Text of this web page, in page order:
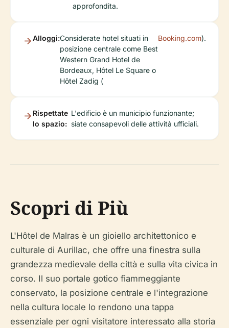
approfondita.
Alloggi:Considerate hotel situati in
posizione centrale come Best
Western Grand Hotel de
Bordeaux, Hôtel Le Square o
Hôtel Zadig (
Booking.com).
Rispettate
lo spazio:
L'edificio è un municipio funzionante;
siate consapevoli delle attività ufficiali.
Scopri di Più
L'Hôtel de Malras è un gioiello architettonico e
culturale di Aurillac, che offre una finestra sulla
grandezza medievale della città e sulla vita civica in
corso. Il suo portale gotico fiammeggiante
conservato, la posizione centrale e l'integrazione
nella cultura locale lo rendono una tappa
essenziale per ogni visitatore interessato alla storia